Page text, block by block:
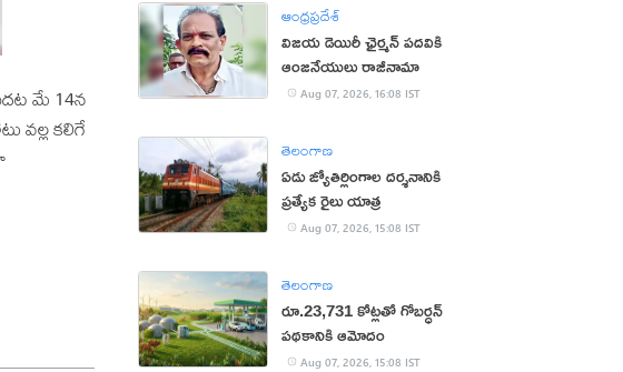
మే 14న
వల్ల కలిగే
ఆంధ్రప్రదేశ్
విజయ డెయిరీ ఛైర్మన్ పదవికి
ఆంజనేయులు రాజీనామా
Aug 07, 2026, 16:08 IST
తెలంగాణ
ఏడు జ్యోతిర్లింగాల దర్శనానికి
ప్రత్యేక రైలు యాత్ర
Aug 07, 2026, 15:08 IST
తెలంగాణ
రూ.23,731 కోట్లతో గోబర్ధన్
పథకానికి ఆమోదం
Aug 07, 2026, 15:08 IST